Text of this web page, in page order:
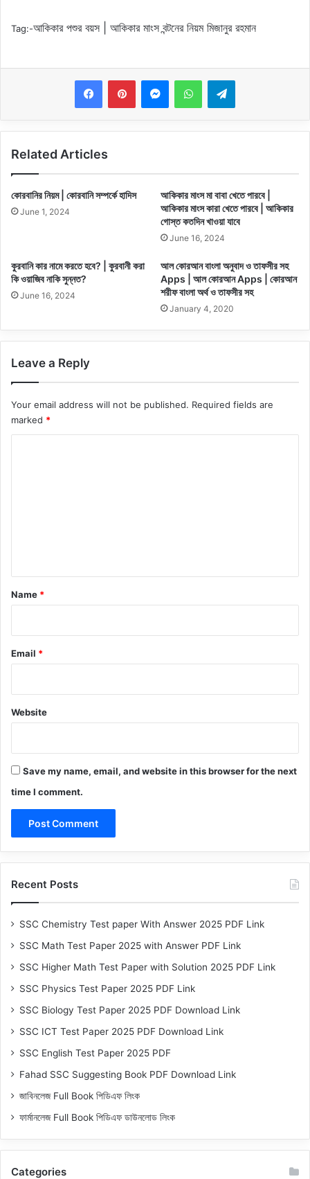
Tag:-আকিকার পশুর বয়স | আকিকার মাংস বন্টনের নিয়ম মিজানুর রহমান
MessengerWhatsAppTelegram
Related Articles
কোরবানির নিয়ম | কোরবানি সম্পর্কে হাদিস
June 1, 2024
আকিকার মাংস মা বাবা খেতে পারবে |
আকিকার মাংস কারা খেতে পারবে | আকিকার
গোস্ত কতদিন খাওয়া যাবে
June 16, 2024
কুরবানি কার নামে করতে হবে? | কুরবানী করা
কি ওয়াজিব নাকি সুন্নত?
June 16, 2024
আল কোরআন বাংলা অনুবাদ ও তাফসীর সহ
Apps | আল কোরআন Apps | কোরআন
শরীফ বাংলা অর্থ ও তাফসীর সহ
January 4, 2020
Leave a Reply
Your email address will not be published. Required fields are
marked *
*
Name *
Email *
Website
Save my name, email, and website in this browser for the next
time I comment.
Recent Posts
SSC Chemistry Test paper With Answer 2025 PDF Link
SSC Math Test Paper 2025 with Answer PDF Link
SSC Higher Math Test Paper with Solution 2025 PDF Link
SSC Physics Test Paper 2025 PDF Link
SSC Biology Test Paper 2025 PDF Download Link
SSC ICT Test Paper 2025 PDF Download Link
SSC English Test Paper 2025 PDF
Fahad SSC Suggesting Book PDF Download Link
জাবিনলেজ Full Book পিডিএফ লিংক
ফার্মানলেজ Full Book পিডিএফ ডাউনলোড লিংক
Categories